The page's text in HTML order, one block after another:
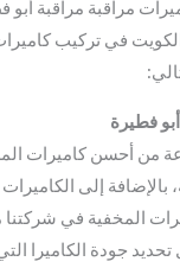
مراقبة مراقبة أبو
في تركيب
فطيرة
من أحسن كاميرات
بالإضافة إلى
جودة الكاميرا